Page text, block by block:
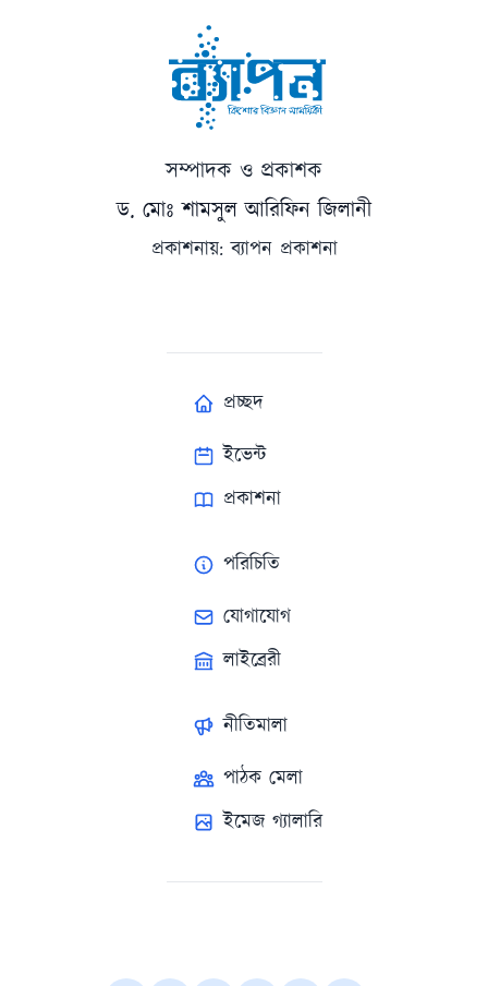
সম্পাদক ও প্রকাশক
ড. মোঃ শামসুল আরিফিন জিলানী
প্রকাশনায়: ব্যাপন প্রকাশনা
প্রচ্ছদ
ইভেন্ট
প্রকাশনা
পরিচিতি
যোগাযোগ
লাইব্রেরী
নীতিমালা
পাঠক মেলা
ইমেজ গ্যালারি